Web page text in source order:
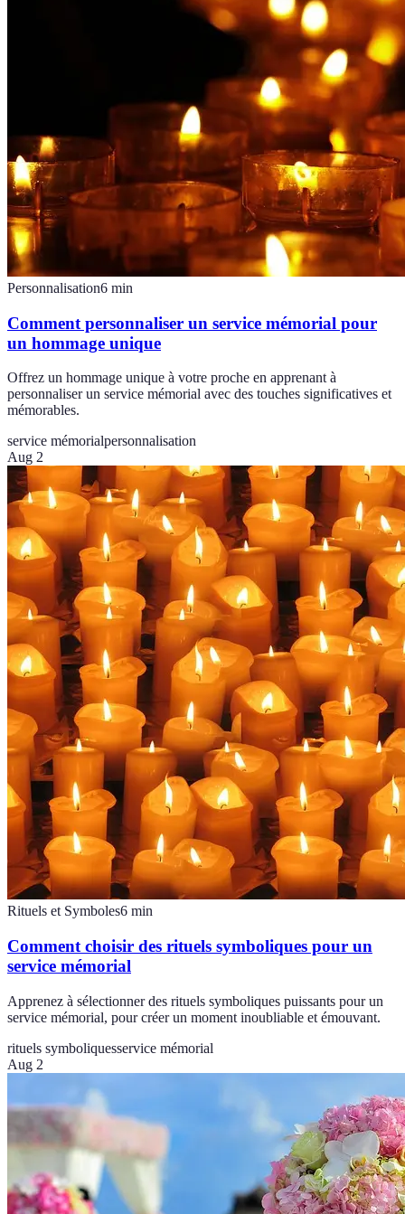
Personnalisation6 min
Comment personnaliser un service mémorial pour
un hommage unique
Offrez un hommage unique à votre proche en apprenant à
personnaliser un service mémorial avec des touches significatives et
mémorables.
service mémorialpersonnalisation
Aug 2
Rituels et Symboles6 min
Comment choisir des rituels symboliques pour un
service mémorial
Apprenez à sélectionner des rituels symboliques puissants pour un
service mémorial, pour créer un moment inoubliable et émouvant.
rituels symboliquesservice mémorial
Aug 2